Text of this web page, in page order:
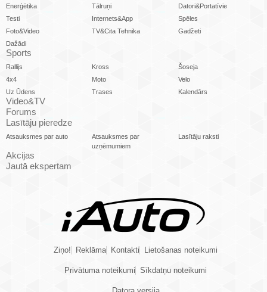
Enerģētika Tālruņi
Datori&Portatīvie
Testi
Internets&App
Spēles
Foto&Video
TV&Cita Tehnika
Gadžeti
Dažādi
Sports
Rallijs Kross
Šoseja
4x4
Moto
Velo
Uz Ūdens
Trases Kalendārs
Video&TV
Forums
Lasītāju pieredze
Atsauksmes par auto
Atsauksmes par
uzņēmumiem
Lasītāju raksti
Akcijas
Jautā ekspertam
Ziņo! Reklāma Kontakti Lietošanas noteikumi
Privātuma noteikumi Sīkdatņu noteikumi